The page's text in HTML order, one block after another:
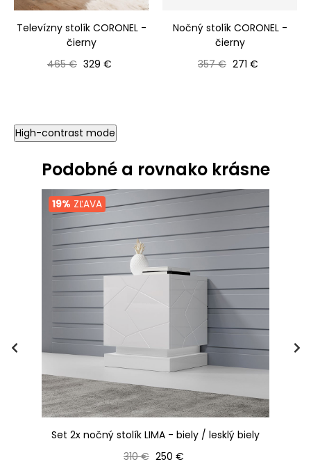
Televízny stolík CORONEL -
čierny
Bežná cena
465 € Cena
329 €
Nočný stolík CORONEL -
čierny
Bežná cena
357 € Cena
271 €
High-contrast mode
Podobné a rovnako krásne
19% ZĽAVA
Set 2x nočný stolík LIMA - biely / lesklý biely
Bežná cena
310 € Cena
250 €